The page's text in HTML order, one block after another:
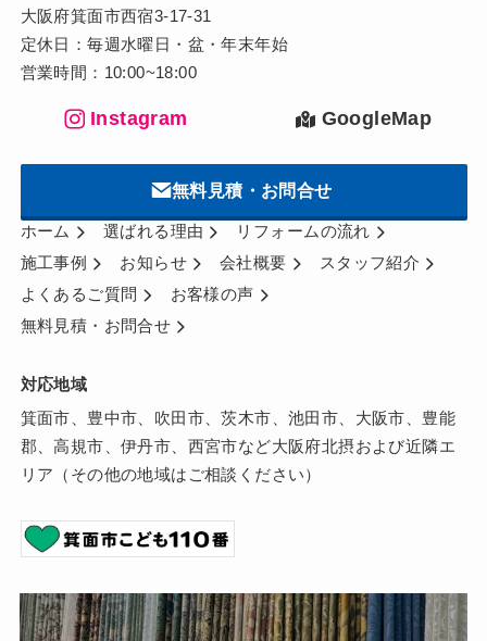
大阪府箕面市西宿3-17-31
定休日：毎週水曜日・盆・年末年始
営業時間：10:00~18:00
Instagram GoogleMap
無料見積・お問合せ
ホーム 選ばれる理由
リフォームの流れ
施工事例
お知らせ 会社概要
スタッフ紹介
よくあるご質問
お客様の声
無料見積・お問合せ
対応地域
箕面市、豊中市、吹田市、茨木市、池田市、大阪市、豊能
郡、高規市、伊丹市、西宮市など大阪府北摂および近隣エ
リア（その他の地域はご相談ください）